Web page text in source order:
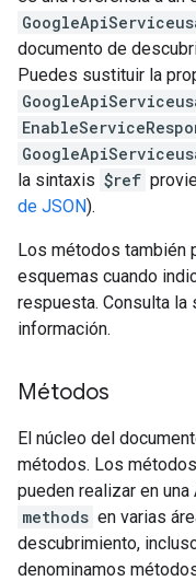
documento de
Puedes sustituir la
la sintaxis $ref
de JSON).
Los métodos también
esquemas cuando
respuesta. Consulta la
información.
Métodos
El núcleo del
métodos. Los
pueden realizar en
methods en varias
descubrimiento,
denominamos